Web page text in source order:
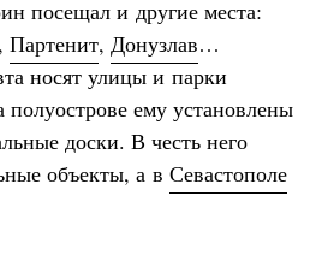
посещал и другие места:
Партенит, Донузлав…
носят улицы и парки
ему установлены
доски. В честь него
объекты, а в Севастополе